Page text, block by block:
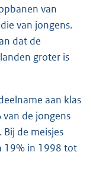
van
van jongens.
dat de
groter is
aan klas
de jongens
de meisjes
19% in 1998 tot